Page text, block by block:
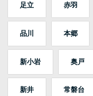
足立 赤羽
品川 本郷
新小岩 奥戸
新井 常磐台